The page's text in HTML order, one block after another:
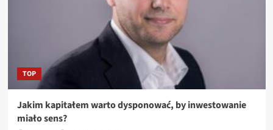
TOP
Jakim kapitałem warto dysponować, by inwestowanie
miało sens?